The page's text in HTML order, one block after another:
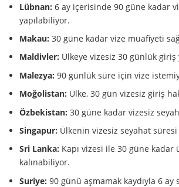
Lübnan: 6 ay içerisinde 90 güne kadar
yapılabiliyor.
Makau: 30 güne kadar vize muafiyeti
Maldivler: Ülkeye vizesiz 30 günlük giriş
Malezya:90 günlük süre için vize
Moğolistan: Ülke, 30 gün vizesiz giriş
Özbekistan: 30 güne kadar vizesiz
Singapur: Ülkenin vizesiz seyahat süresi
Sri Lanka: Kapı vizesi ile 30 güne kadar
kalınabiliyor.
Suriye: 90 günü aşmamak kaydıyla 6 ay